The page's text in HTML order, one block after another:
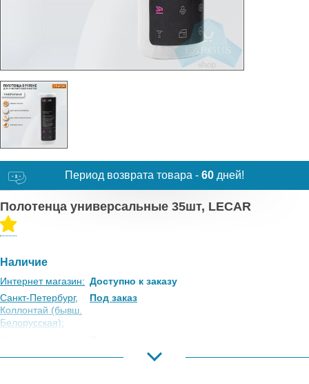
Период возврата товара - 60 дней!
Полотенца универсальные 35шт, LECAR
Наличие
Интернет магазин: Доступно к заказу
Санкт-Петербург,
Коллонтай (бывш.
Белорусская):
Под заказ